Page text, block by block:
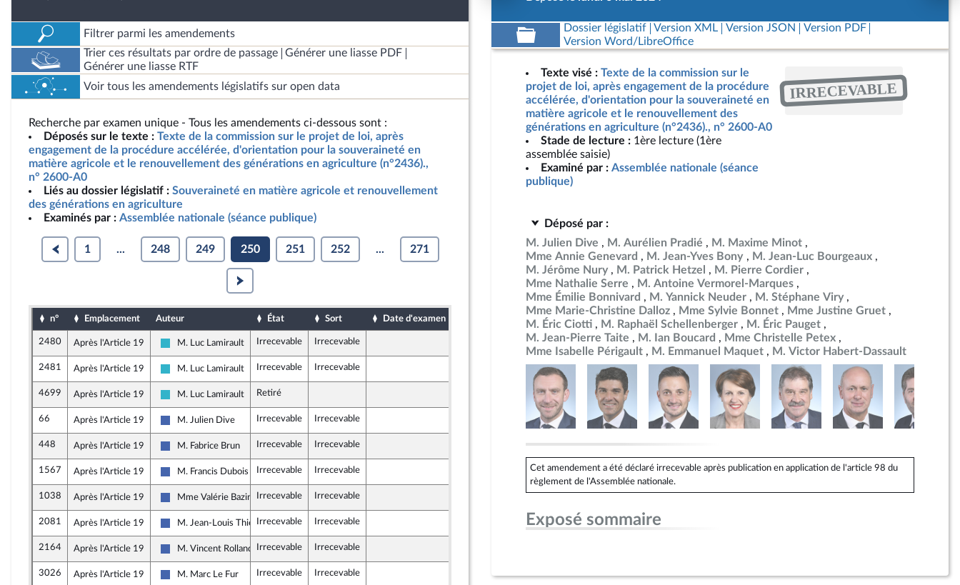
Filtrer parmi les amendements
Trier ces résultats par ordre de passage
Générer une liasse PDF
Générer une liasse RTF
Voir tous les amendements législatifs sur open data
Recherche par examen unique - Tous les amendements ci-dessous sont :
Déposés sur le texte : Texte de la commission sur le projet de loi, après
engagement de la procédure accélérée, d'orientation pour la souveraineté en
matière agricole et le renouvellement des générations en agriculture (n°2436).,
n° 2600-A0
Liés au dossier législatif : Souveraineté en matière agricole et renouvellement
des générations en agriculture
Examinés par : Assemblée nationale (séance publique)
1 ... 248 249 250 251 252 ... 271
n° Emplacement Auteur État Sort Date d'examen Date de dépôt
2480 Après l'Article 19
Horizons et apparentés
M. Luc Lamirault Irrecevable Irrecevable
2481 Après l'Article 19
Horizons et apparentés
M. Luc Lamirault Irrecevable Irrecevable
4699 Après l'Article 19
Horizons et apparentés
M. Luc Lamirault Retiré
66 Après l'Article 19
Les Républicains
M. Julien Dive Irrecevable Irrecevable
448 Après l'Article 19
Les Républicains
M. Fabrice Brun Irrecevable Irrecevable
1567 Après l'Article 19
Les Républicains
M. Francis Dubois Irrecevable Irrecevable
1038 Après l'Article 19
Les Républicains
Mme Valérie Bazin-Malgras
Irrecevable Irrecevable
2081 Après l'Article 19
Les Républicains
M. Jean-Louis ThiériotIrrecevable Irrecevable
2164 Après l'Article 19
Les Républicains
M. Vincent Rolland Irrecevable Irrecevable
3026 Après l'Article 19
Les Républicains
M. Marc Le Fur Irrecevable Irrecevable
Dossier législatif Version XML Version JSON
Version PDF
Version Word/LibreOffice
Texte visé : Texte de la commission sur le
projet de loi, après engagement de la procédure
accélérée, d'orientation pour la souveraineté en
matière agricole et le renouvellement des
générations en agriculture (n°2436)., n° 2600-A0
Stade de lecture : 1ère lecture (1ère
assemblée saisie)
Examiné par : Assemblée nationale (séance
publique)
IRRECEVABLE
Déposé par :
M. Julien Dive
M. Aurélien Pradié
M. Maxime Minot
Mme Annie Genevard
M. Jean-Yves Bony
M. Jean-Luc Bourgeaux
M. Jérôme Nury
M. Patrick Hetzel
M. Pierre Cordier
Mme Nathalie Serre
M. Antoine Vermorel-Marques
Mme Émilie Bonnivard
M. Yannick Neuder
M. Stéphane Viry
Mme Marie-Christine Dalloz
Mme Sylvie Bonnet
Mme Justine Gruet
M. Éric Ciotti
M. Raphaël Schellenberger
M. Éric Pauget
M. Jean-Pierre Taite
M. Ian Boucard
Mme Christelle Petex
Mme Isabelle Périgault
M. Emmanuel Maquet M. Victor Habert-Dassault
Cet amendement a été déclaré irrecevable après publication en application de l'article 98 du
règlement de l'Assemblée nationale.
Exposé sommaire